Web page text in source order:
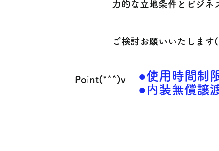
力的な立地条件とビジネ
ご検討お願いいたしま
Point(*^^)v
●使用時間制
​●内装無償譲